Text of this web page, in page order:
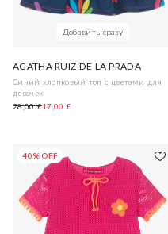
Добавить сразу
AGATHA RUIZ DE LA PRADA
Синий хлопковый топ с цветами для
девочек
28,00 £17,00 £
40% OFF